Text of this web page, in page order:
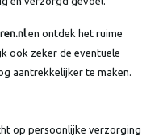
en ontdek het ruime
ook zeker de eventuele
aantrekkelijker te maken.
op persoonlijke verzorging